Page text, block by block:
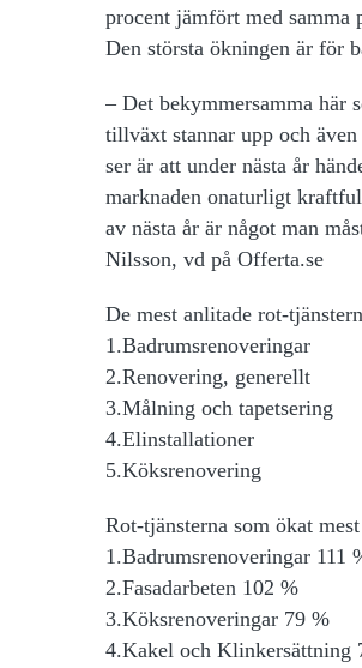
procent jämfört med samma
Den största ökningen är för
– Det bekymmersamma här
tillväxt stannar upp och
ser är att under nästa år
marknaden onaturligt
av nästa år är något man
Nilsson, vd på Offerta.se
De mest anlitade rot-
1.Badrumsrenoveringar
2.Renovering, generellt
3.Målning och tapetsering
4.Elinstallationer
5.Köksrenovering
Rot-tjänsterna som ökat
1.Badrumsrenoveringar 111
2.Fasadarbeten 102 %
3.Köksrenoveringar 79 %
4.Kakel och Klinkersättning